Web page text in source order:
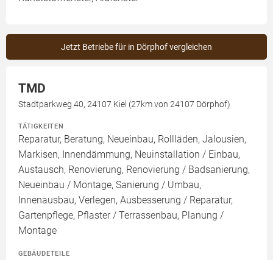
Jetzt Betriebe für in Dörphof vergleichen
TMD
Stadtparkweg 40, 24107 Kiel (27km von 24107 Dörphof)
TÄTIGKEITEN
Reparatur, Beratung, Neueinbau, Rollläden, Jalousien,
Markisen, Innendämmung, Neuinstallation / Einbau,
Austausch, Renovierung, Renovierung / Badsanierung,
Neueinbau / Montage, Sanierung / Umbau,
Innenausbau, Verlegen, Ausbesserung / Reparatur,
Gartenpflege, Pflaster / Terrassenbau, Planung /
Montage
GEBÄUDETEILE